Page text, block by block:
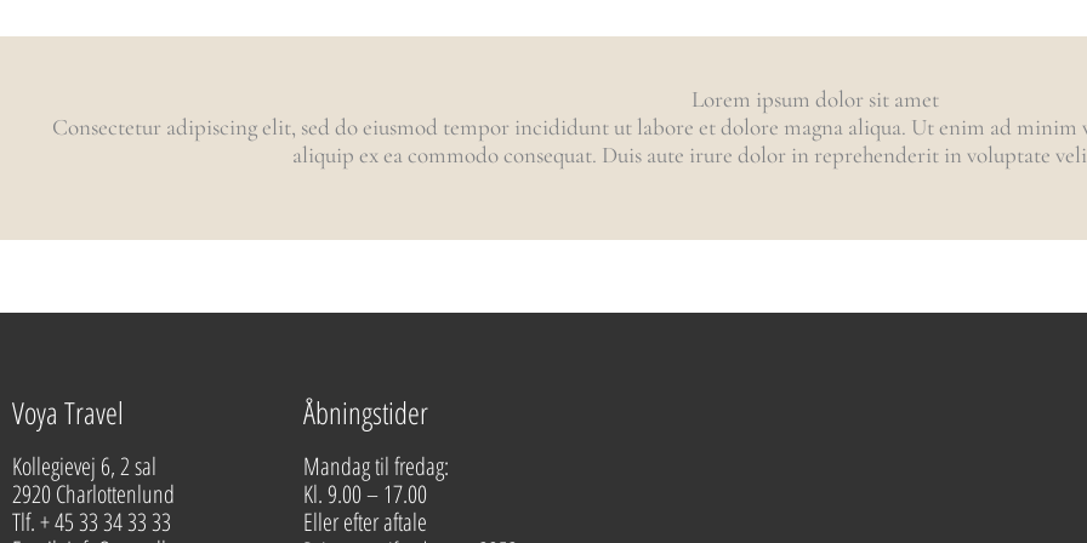
Lorem ipsum dolor sit amet
Consectetur adipiscing elit, sed do eiusmod tempor incididunt ut labore et dolore magna aliqua. Ut enim ad
aliquip ex ea commodo consequat. Duis aute irure dolor in reprehenderit in voluptate
Voya Travel
Kollegievej 6, 2 sal
2920 Charlottenlund
Tlf. + 45 33 34 33 33
Åbningstider
Mandag til fredag:
Kl. 9.00 – 17.00
Eller efter aftale